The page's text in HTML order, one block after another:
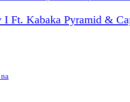
I Ft. Kabaka Pyramid &